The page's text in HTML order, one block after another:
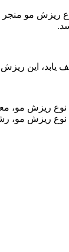
مو
طی مدت 6 تا 9 ماه
نوع ریزش
ریزش مو،